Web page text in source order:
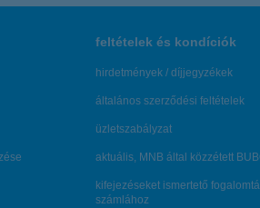
feltételek és kondíciók
hirdetmények / díjjegyzékek
általános szerződési feltételek
üzletszabályzat
aktuális, MNB által közzétett
kifejezéseket ismertető
számlához